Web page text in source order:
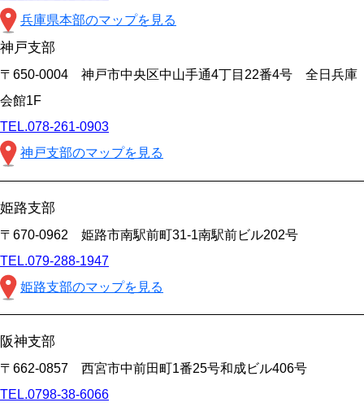
兵庫県本部のマップを見る
神戸支部
〒650-0004 神戸市中央区中山手通4丁目22番4号 全日兵庫
会館1F
TEL.078-261-0903
神戸支部のマップを見る
姫路支部
〒670-0962 姫路市南駅前町31-1南駅前ビル202号
TEL.079-288-1947
姫路支部のマップを見る
阪神支部
〒662-0857 西宮市中前田町1番25号和成ビル406号
TEL.0798-38-6066